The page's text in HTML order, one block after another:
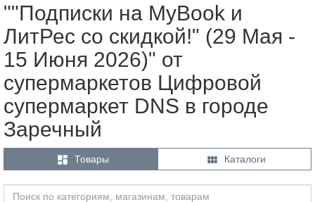
""Подписки на MyBook и
ЛитРес со скидкой!" (29 Мая -
15 Июня 2026)" от
супермаркетов Цифровой
супермаркет DNS в городе
Заречный
 Товары  Каталоги